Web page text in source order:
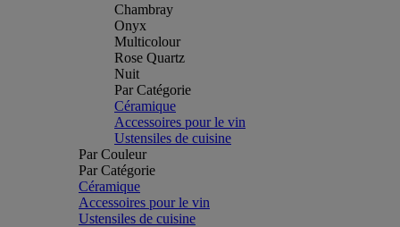
Chambray
Onyx
Multicolour
Rose Quartz
Nuit
Par Catégorie
Céramique
Accessoires pour le vin
Ustensiles de cuisine
Par Couleur
Par Catégorie
Céramique
Accessoires pour le vin
Ustensiles de cuisine